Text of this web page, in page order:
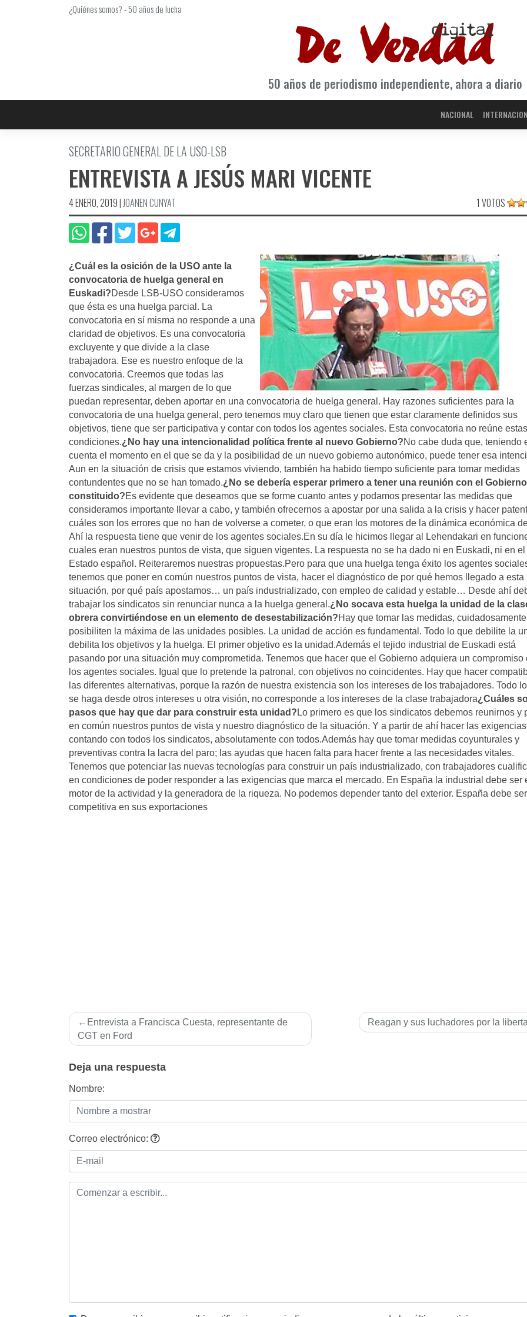
¿Quiénes somos?-50 años de lucha
50 años de periodismo independiente, ahora a diario
NACIONAL
SECRETARIO GENERAL DE LA USO-LSB
ENTREVISTA A JESÚS MARI VICENTE
4 ENERO, 2019|JOANEN CUNYAT 1 VOTOS
¿Cuál es la osición de la USO ante la
convocatoria de huelga general en
Euskadi?Desde LSB-USO consideramos
que ésta es una huelga parcial. La
convocatoria en sí misma no responde a una
claridad de objetivos. Es una convocatoria
excluyente y que divide a la clase
trabajadora. Ese es nuestro enfoque de la
convocatoria. Creemos que todas las
fuerzas sindicales, al margen de lo que
puedan representar, deben aportar en una convocatoria de huelga general. Hay razones suficientes para la
convocatoria de una huelga general, pero tenemos muy claro que tienen que estar claramente definidos sus
objetivos, tiene que ser participativa y contar con todos los agentes sociales. Esta convocatoria no reúne estas
condiciones.¿No hay una intencionalidad política frente al nuevo Gobierno?No cabe duda que, teniendo
cuenta el momento en el que se da y la posibilidad de un nuevo gobierno autonómico, puede tener esa
Aun en la situación de crisis que estamos viviendo, también ha habido tiempo suficiente para tomar medidas
contundentes que no se han tomado.¿No se debería esperar primero a tener una reunión con el
constituido?Es evidente que deseamos que se forme cuanto antes y podamos presentar las medidas que
consideramos importante llevar a cabo, y también ofrecernos a apostar por una salida a la crisis y hacer
cuáles son los errores que no han de volverse a cometer, o que eran los motores de la dinámica económica
Ahí la respuesta tiene que venir de los agentes sociales.En su día le hicimos llegar al Lehendakari en
cuales eran nuestros puntos de vista, que siguen vigentes. La respuesta no se ha dado ni en Euskadi, ni en el
Estado español. Reiteraremos nuestras propuestas.Pero para que una huelga tenga éxito los agentes
tenemos que poner en común nuestros puntos de vista, hacer el diagnóstico de por qué hemos llegado a esta
situación, por qué país apostamos… un país industrializado, con empleo de calidad y estable… Desde ahí
trabajar los sindicatos sin renunciar nunca a la huelga general.¿No socava esta huelga la unidad de la
obrera convirtiéndose en un elemento de desestabilización?Hay que tomar las medidas,
posibiliten la máxima de las unidades posibles. La unidad de acción es fundamental. Todo lo que debilite la
debilita los objetivos y la huelga. El primer objetivo es la unidad.Además el tejido industrial de Euskadi está
pasando por una situación muy comprometida. Tenemos que hacer que el Gobierno adquiera un compromiso
los agentes sociales. Igual que lo pretende la patronal, con objetivos no coincidentes. Hay que hacer
las diferentes alternativas, porque la razón de nuestra existencia son los intereses de los trabajadores. Todo
se haga desde otros intereses u otra visión, no corresponde a los intereses de la clase trabajadora¿Cuáles
pasos que hay que dar para construir esta unidad? Lo primero es que los sindicatos debemos reunirnos y
en común nuestros puntos de vista y nuestro diagnóstico de la situación. Y a partir de ahí hacer las exigencias
contando con todos los sindicatos, absolutamente con todos.Además hay que tomar medidas coyunturales y
preventivas contra la lacra del paro; las ayudas que hacen falta para hacer frente a las necesidades vitales.
Tenemos que potenciar las nuevas tecnologías para construir un país industrializado, con trabajadores
en condiciones de poder responder a las exigencias que marca el mercado. En España la industrial debe ser
motor de la actividad y la generadora de la riqueza. No podemos depender tanto del exterior. España debe ser
competitiva en sus exportaciones
Navegación
de
Entrevista a Francisca Cuesta, representante de
CGT en Ford
Reagan y sus luchadores por la
Deja una respuesta
Nombre:
Correo electrónico: